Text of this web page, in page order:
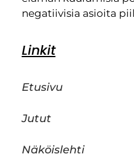
negatiivisia asioita
Linkit
Etusivu
Jutut
Näköislehti